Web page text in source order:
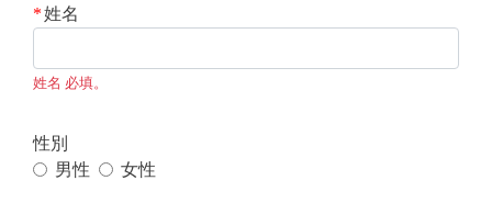
姓名
姓名 必填。
性別
男性
女性